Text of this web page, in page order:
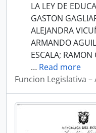
LA LEY DE
GASTON
ALEJANDRA
ARMANDO
ESCALA; RAMON
… Read more
Funcion Legislativa